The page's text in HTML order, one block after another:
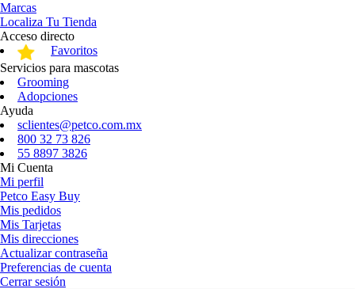
Marcas
Localiza Tu Tienda
Acceso directo
Favoritos
Servicios para mascotas
Grooming
Adopciones
Ayuda
sclientes@petco.com.mx
800 32 73 826
55 8897 3826
Mi Cuenta
Mi perfil
Petco Easy Buy
Mis pedidos
Mis Tarjetas
Mis direcciones
Actualizar contraseña
Preferencias de cuenta
Cerrar sesión